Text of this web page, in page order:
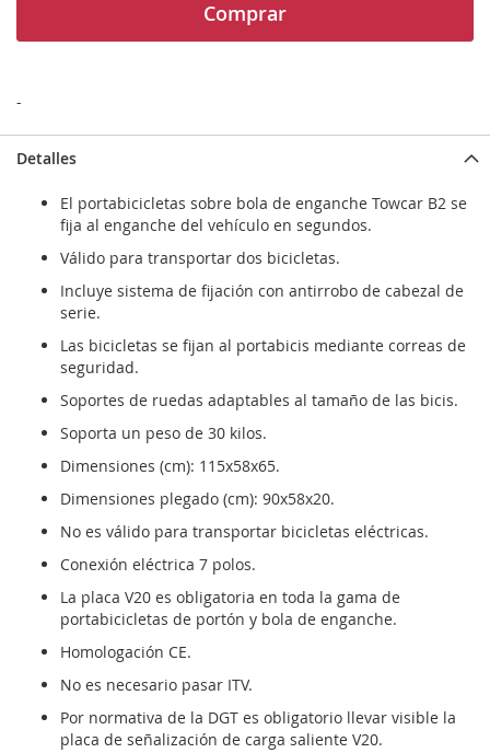
Comprar
-
Detalles
El portabicicletas sobre bola de enganche Towcar B2 se
fija al enganche del vehículo en segundos.
Válido para transportar dos bicicletas.
Incluye sistema de fijación con antirrobo de cabezal de
serie.
Las bicicletas se fijan al portabicis mediante correas de
seguridad.
Soportes de ruedas adaptables al tamaño de las bicis.
Soporta un peso de 30 kilos.
Dimensiones (cm): 115x58x65.
Dimensiones plegado (cm): 90x58x20.
No es válido para transportar bicicletas eléctricas.
Conexión eléctrica 7 polos.
La placa V20 es obligatoria en toda la gama de
portabicicletas de portón y bola de enganche.
Homologación CE.
No es necesario pasar ITV.
Por normativa de la DGT es obligatorio llevar visible la
placa de señalización de carga saliente V20.